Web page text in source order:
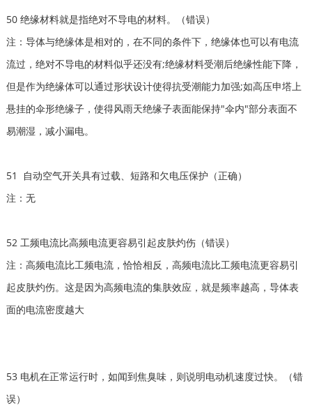
50 绝缘材料就是指绝对不导电的材料。（错误）
注：导体与绝缘体是相对的，在不同的条件下，绝缘体也可以有电流
流过，绝对不导电的材料似乎还没有;绝缘材料受潮后绝缘性能下降，
但是作为绝缘体可以通过形状设计使得抗受潮能力加强;如高压申塔上
悬挂的伞形绝缘子，使得风雨天绝缘子表面能保持"伞内"部分表面不
易潮湿，减小漏电。
51 自动空气开关具有过载、短路和欠电压保护（正确）
注：无
52 工频电流比高频电流更容易引起皮肤灼伤（错误）
注：高频电流比工频电流，恰恰相反，高频电流比工频电流更容易引
起皮肤灼伤。这是因为高频电流的集肤效应，就是频率越高，导体表
面的电流密度越大
53 电机在正常运行时，如闻到焦臭味，则说明电动机速度过快。（错
误）